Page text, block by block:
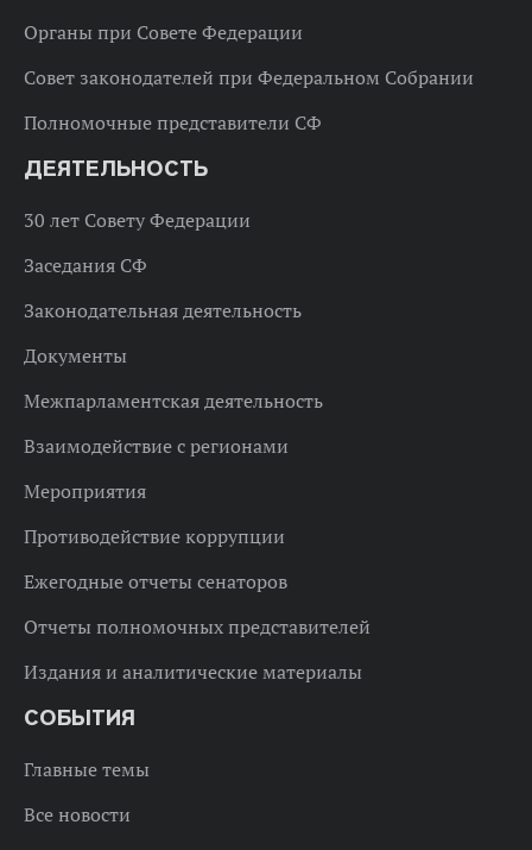
Органы при Совете Федерации
Совет законодателей при Федеральном Собрании
Полномочные представители СФ
ДЕЯТЕЛЬНОСТЬ
30 лет Совету Федерации
Заседания СФ
Законодательная деятельность
Документы
Межпарламентская деятельность
Взаимодействие с регионами
Мероприятия
Противодействие коррупции
Ежегодные отчеты сенаторов
Отчеты полномочных представителей
Издания и аналитические материалы
СОБЫТИЯ
Главные темы
Все новости